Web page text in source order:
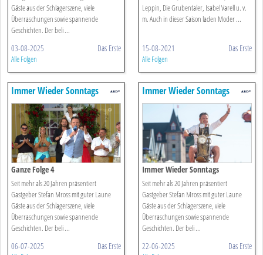
Gäste aus der Schlagerszene, viele
Überraschungen sowie spannende
Geschichten. Der beli ...
03-08-2025 Das Erste
Alle Folgen
Leppin, Die Grubentaler, Isabel Varell u. v.
m. Auch in dieser Saison laden Moder ...
15-08-2021 Das Erste
Alle Folgen
Immer Wieder Sonntags
Ganze Folge 4
Seit mehr als 20 Jahren präsentiert
Gastgeber Stefan Mross mit guter Laune
Gäste aus der Schlagerszene, viele
Überraschungen sowie spannende
Geschichten. Der beli ...
06-07-2025 Das Erste
Immer Wieder Sonntags
Immer Wieder Sonntags
Seit mehr als 20 Jahren präsentiert
Gastgeber Stefan Mross mit guter Laune
Gäste aus der Schlagerszene, viele
Überraschungen sowie spannende
Geschichten. Der beli ...
22-06-2025 Das Erste